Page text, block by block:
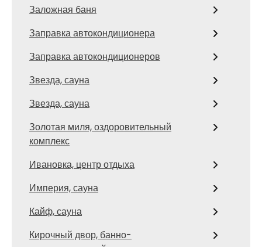
Заложная баня
Заправка автокондиционера
Заправка автокондиционеров
Звезда, сауна
Звезда, сауна
Золотая миля, оздоровительный
комплекс
Ивановка, центр отдыха
Империя, сауна
Кайф, сауна
Кирочный двор, банно-